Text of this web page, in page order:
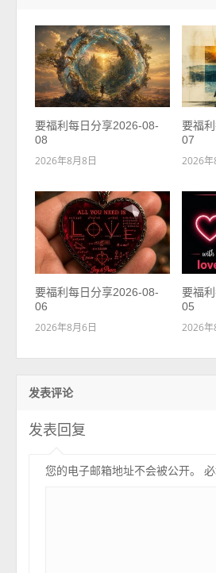
要福利每日分享2026-08-
08
2026年8月8日
要福
07
2026年
要福利每日分享2026-08-
06
2026年8月6日
要福
05
2026年
发表评论
发表回复
您的电子邮箱地址不会被公开。